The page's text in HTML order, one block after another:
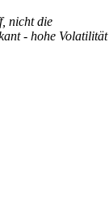
nicht die
- hohe Volatilität